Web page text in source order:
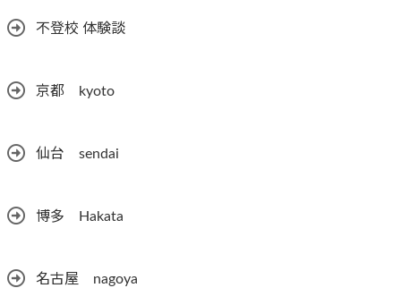
不登校 体験談
京都 kyoto
仙台 sendai
博多 Hakata
名古屋 nagoya